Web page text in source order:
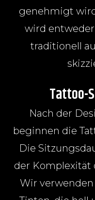
genehmigt
wird
traditionell
Tattoo-
Nach der
beginnen die
Die
der Komplexität
Wir